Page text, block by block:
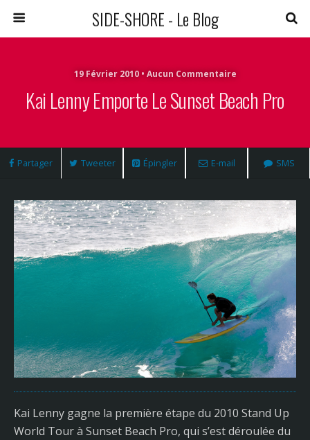
SIDE-SHORE - Le Blog
19 Février 2010 • Aucun Commentaire
Kai Lenny Emporte Le Sunset Beach Pro
Partager Tweeter Épingler E-mail SMS
Kai Lenny gagne la première étape du 2010 Stand Up
World Tour à Sunset Beach Pro, qui s’est déroulée du